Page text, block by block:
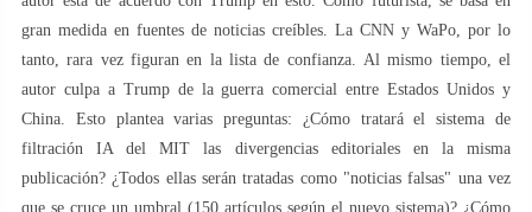
gran medida en fuentes de noticias creíbles. La CNN y WaPo, por lo
tanto, rara vez figuran en la lista de confianza. Al mismo tiempo, el
autor culpa a Trump de la guerra comercial entre Estados Unidos y
China. Esto plantea varias preguntas: ¿Cómo tratará el sistema de
filtración IA del MIT las divergencias editoriales en la misma
publicación? ¿Todos ellas serán tratadas como "noticias falsas" una vez
que se cruce un umbral (150 artículos según el nuevo sistema)? ¿Cómo